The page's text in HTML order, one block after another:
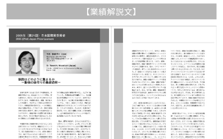
【業績解説文】